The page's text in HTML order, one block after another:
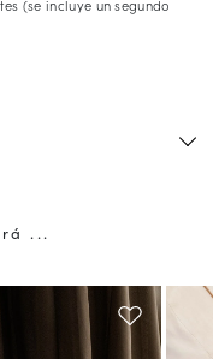
(se incluye un segundo
...